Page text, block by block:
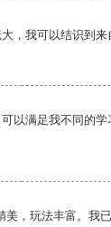
，我可以结识到来
以满足我不同的
美，玩法丰富。我